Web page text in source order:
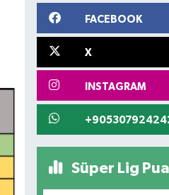
FACEBOOK
X
INSTAGRAM
Süper Lig